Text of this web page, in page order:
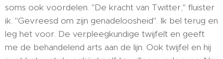
soms ook voordelen. "De kracht van Twitter," fluister
ik. "Gevreesd om zijn genadeloosheid". Ik bel terug en
leg het voor. De verpleegkundige twijfelt en geeft
me de behandelend arts aan de lijn. Ook twijfel en hij